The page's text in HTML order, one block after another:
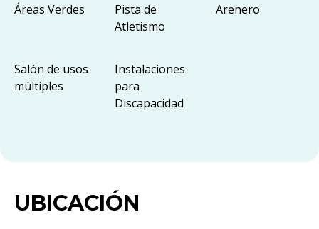
Áreas Verdes
Pista de
Atletismo
Arenero
Salón de usos
múltiples
Instalaciones
para
Discapacidad
UBICACIÓN